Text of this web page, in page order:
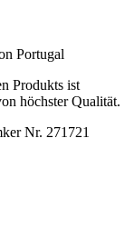
Portugal
Produkts ist
höchster Qualität.
Nr. 271721